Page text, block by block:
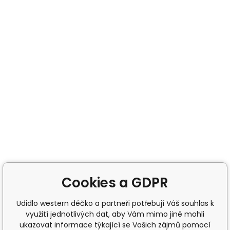
Cookies a GDPR
Udidlo western déčko a partneři potřebují Váš souhlas k
využití jednotlivých dat, aby Vám mimo jiné mohli
ukazovat informace týkající se Vašich zájmů pomocí